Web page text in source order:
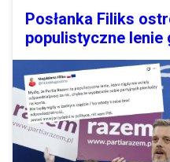
Posłanka Filiks
populistyczne lenie